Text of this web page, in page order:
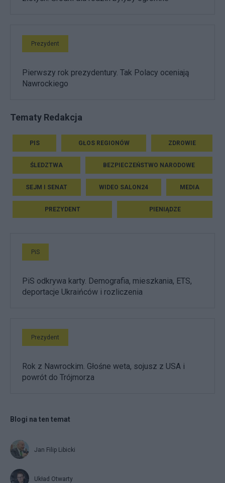
Prezydent
Pierwszy rok prezydentury. Tak Polacy oceniają
Nawrockiego
Tematy Redakcja
PIS GŁOS REGIONÓW ZDROWIE
ŚLEDZTWA BEZPIECZEŃSTWO NARODOWE
SEJM I SENAT WIDEO SALON24 MEDIA
PREZYDENT PIENIĄDZE
PiS
PiS odkrywa karty. Demografia, mieszkania, ETS,
deportacje Ukraińców i rozliczenia
Prezydent
Rok z Nawrockim. Głośne weta, sojusz z USA i
powrót do Trójmorza
Blogi na ten temat
Jan Filip Libicki
Układ Otwarty